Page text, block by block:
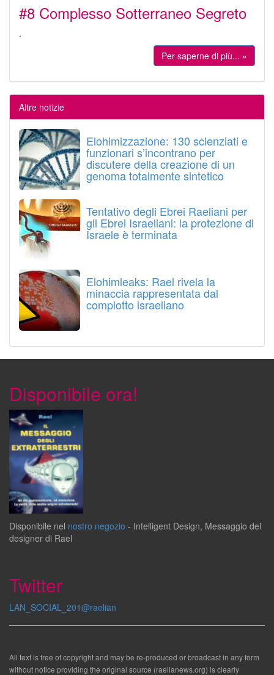
#8 Complesso Sotterraneo Segreto
.
Per saperne di più... »
Altre notizie
Elohimizzazione: 130 scienziati e
funzionari s’incontrano per
discutere della creazione di un
genoma totalmente sintetico
Tentativo degli Ebrei Raeliani per
gli Ebrei Israeliani: la protezione di
Israele è terminata
Elohimleaks: Rael rivela la
minaccia rappresentata dal
complotto israeliano
Disponibile ora!
Disponibile nel nostro negozio - Intelligent Design, Messaggio del
designer di Rael
Twitter
LAN_SOCIAL_201@raelian
All text is free of copyright and may be re-produced or broadcast in any form
without notice providing the original source (raelianews.org) is clearly